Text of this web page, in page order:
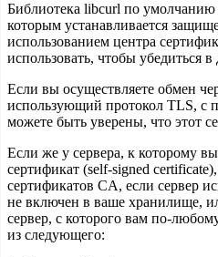
Библиотека libcurl по умолчанию
которым устанавливается
использованием центра
использовать, чтобы убедиться
Если вы осуществляете обмен
использующий протокол TLS, с
можете быть уверены, что этот
Если же у сервера, к которому
сертификат (self-signed
сертификатов CA, если сервер
не включен в ваше хранилище,
сервер, с которого вам по-
из следующего: